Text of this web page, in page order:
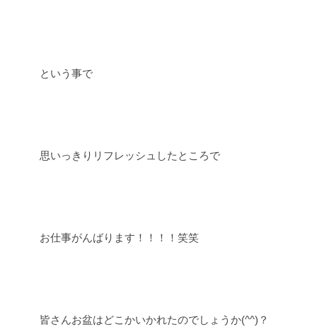
という事で
思いっきりリフレッシュしたところで
お仕事がんばります！！！！笑笑
皆さんお盆はどこかいかれたのでしょうか(^^)？